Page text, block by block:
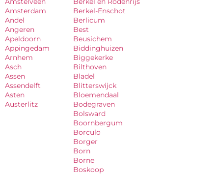
Amsterdam
Andel
Angeren
Apeldoorn
Appingedam
Arnhem
Asch
Assen
Assendelft
Asten
Austerlitz
Berkel-Enschot
Berlicum
Best
Beusichem
Biddinghuizen
Biggekerke
Bilthoven
Bladel
Blitterswijck
Bloemendaal
Bodegraven
Bolsward
Boornbergum
Borculo
Borger
Born
Borne
Boskoop